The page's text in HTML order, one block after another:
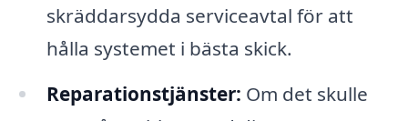
skräddarsydda serviceavtal för att
hålla systemet i bästa skick.
Reparationstjänster: Om det skulle